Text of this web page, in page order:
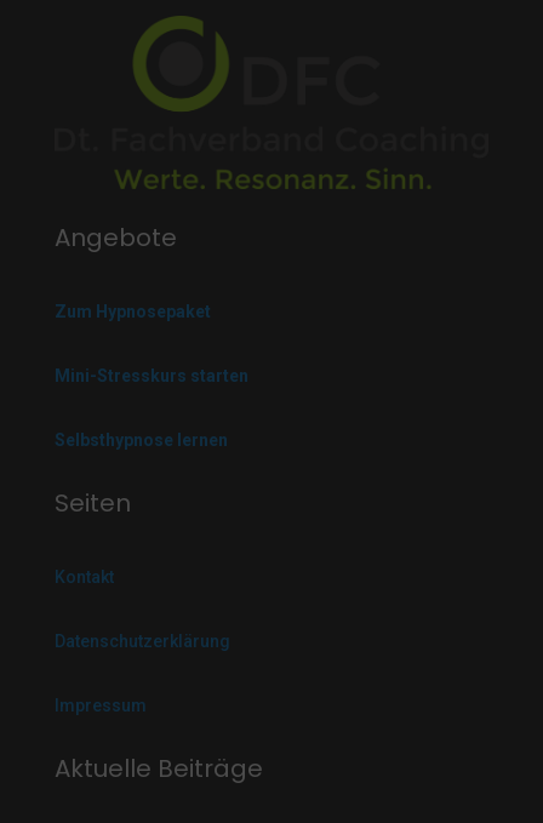
Angebote
Zum Hypnosepaket
Mini-Stresskurs starten
Selbsthypnose lernen
Seiten
Kontakt
Datenschutzerklärung
Impressum
Aktuelle Beiträge